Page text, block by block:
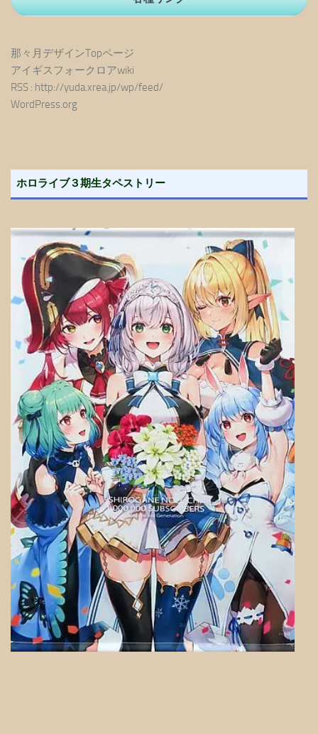
那々月デザインTopページ
アイギスフォークロアwiki
RSS : http://yuda.xrea.jp/wp/feed/
WordPress.org
ホロライブ３期生タペストリー